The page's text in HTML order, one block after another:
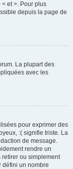
et >. Pour plus
depuis la page de
La plupart des
avec les
pour exprimer des
:( signifie triste. La
de message.
rendre un
ou simplement
défini un nombre